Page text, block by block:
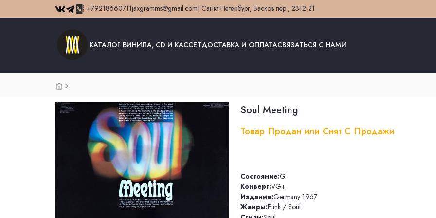
+79218660711jaxgramms@gmail.com | Санкт-Петербург, Басков пер., 2312-21
КАТАЛОГ ВИНИЛА, CD И КАССЕТДОСТАВКА И ОПЛАТАСВЯЗАТЬСЯ С НАМИ
Soul Meeting
Товар Продан или Снят С Продажи
Состояние:G
Конверт:VG+
Издание:Germany 1967
Жанры:Funk / Soul